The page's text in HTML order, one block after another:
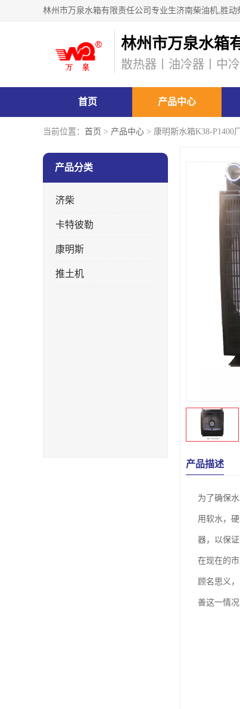
林州市万泉水箱
散热器丨油冷器丨中
首页 产品中心
当前位置： 首页 > 产品中心 > 康明斯水箱K38-P1400
产品分类
济柴
卡特彼勒
康明斯
推土机
产品描述
为了确保
用软水，
器，以保
在现在的
顾名思义
善这一情